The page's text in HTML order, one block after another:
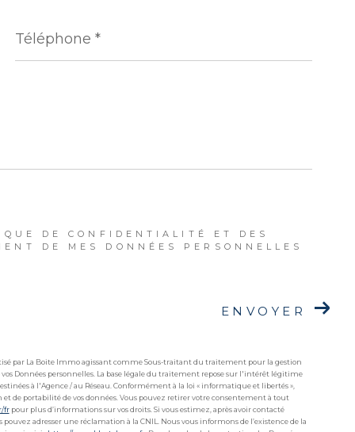
*
DE CONFIDENTIALITÉ ET DES
DE MES DONNÉES PERSONNELLES
ENVOYER
par La Boite Immo agissant comme Sous-traitant du traitement pour la gestion
Données personnelles. La base légale du traitement repose sur l'intérêt légitime
à l'Agence / au Réseau. Conformément à la loi « informatique et libertés »,
et de portabilité de vos données. Vous pouvez retirer votre consentement à tout
frpour plus d’informations sur vos droits. Si vous estimez, après avoir contacté
adresser une réclamation à la CNIL. Nous vous informons de l’existence de la